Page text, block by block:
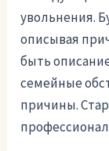
увольнения.
описывая
быть
семейные
причины.